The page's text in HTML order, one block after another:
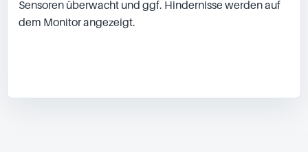
Sensoren überwacht und ggf. Hindernisse werden auf
dem Monitor angezeigt.